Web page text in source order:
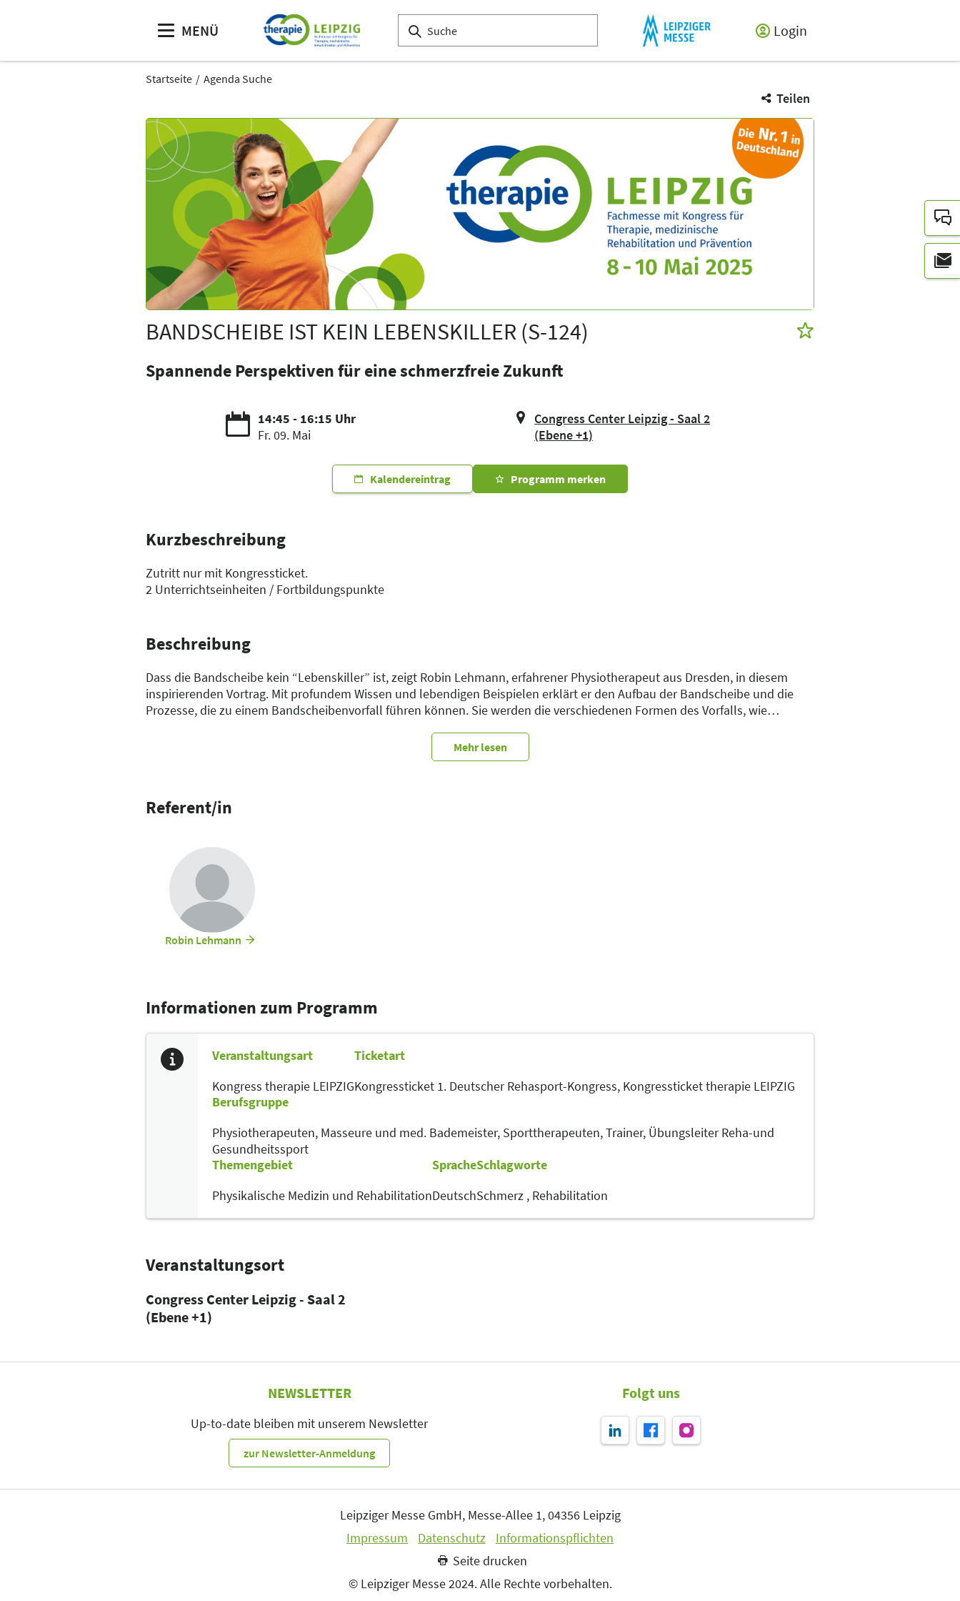
MENÜ Login
Startseite Agenda Suche
Teilen
BANDSCHEIBE IST KEIN LEBENSKILLER (S-124)
Spannende Perspektiven für eine schmerzfreie Zukunft
14:45 - 16:15 Uhr
Fr. 09. Mai
Congress Center Leipzig - Saal 2
(Ebene +1)
Kalendereintrag Programm merken
Kurzbeschreibung
Zutritt nur mit Kongressticket.
2 Unterrichtseinheiten / Fortbildungspunkte
Beschreibung
Dass die Bandscheibe kein “Lebenskiller” ist, zeigt Robin Lehmann, erfahrener Physiotherapeut aus Dresden, in diesem
inspirierenden Vortrag. Mit profundem Wissen und lebendigen Beispielen erklärt er den Aufbau der Bandscheibe und die
Prozesse, die zu einem Bandscheibenvorfall führen können. Sie werden die verschiedenen Formen des Vorfalls, wie
Studien und innovative Behandlungsmethoden eröffnen dabei spannende Perspektiven für eine schmerzfreie Zukunft.
Lassen Sie sich von Robin Lehmann zeigen: Die Bandscheibe ist kein “Lebenskiller”, sondern eine Herausforderung, der wir
Mehr lesen
Referent/in
Robin Lehmann
Informationen zum Programm
Veranstaltungsart
Kongress therapie LEIPZIG
Ticketart
Kongressticket 1. Deutscher Rehasport-Kongress, Kongressticket therapie LEIPZIG
Berufsgruppe
Physiotherapeuten, Masseure und med. Bademeister, Sporttherapeuten,Trainer, Übungsleiter Reha-und
Gesundheitssport
Themengebiet
Physikalische Medizin und Rehabilitation
Sprache
Deutsch
Schlagworte
Schmerz , Rehabilitation
Veranstaltungsort
Congress Center Leipzig - Saal 2
(Ebene +1)
NEWSLETTER
Up-to-date bleiben mit unserem Newsletter
zur Newsletter-Anmeldung
Folgt uns
Leipziger Messe GmbH, Messe-Allee 1, 04356 Leipzig
Impressum
Datenschutz
Informationspflichten
Seite drucken
© Leipziger Messe 2024. Alle Rechte vorbehalten.